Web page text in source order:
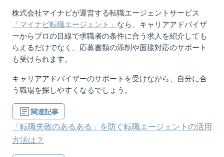
株式会社マイナビが運営する転職エージェントサービス
「マイナビ転職エージェント」 なら、キャリアアドバイザ
ーからプロの目線で求職者の条件に合う求人を紹介しても
らえるだけでなく、応募書類の添削や面接対応のサポート
も受けられます。
キャリアアドバイザーのサポートを受けながら、自分に合
う職場を探しやすくなるでしょう。
関連記事
「転職失敗のあるある」を防ぐ転職エージェントの活用
方法は？